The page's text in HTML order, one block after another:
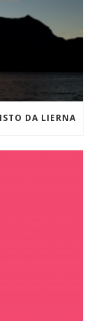
DA LIERNA